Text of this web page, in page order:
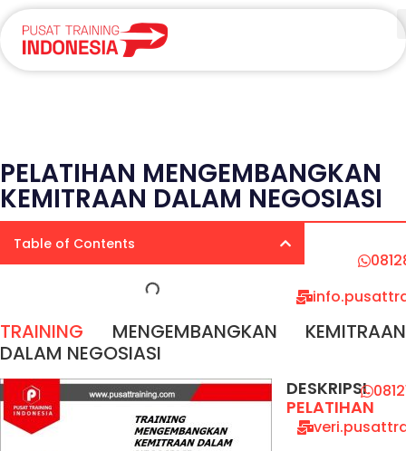
PELATIHAN MENGEMBANGKAN
KEMITRAAN DALAM NEGOSIASI
Table of Contents
TRAINING MENGEMBANGKAN KEMITRAAN
DALAM NEGOSIASI
DESKRIPSI
PELATIHAN